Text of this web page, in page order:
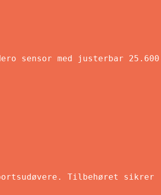
sensor med justerbar 25.600
Tilbehøret sikrer